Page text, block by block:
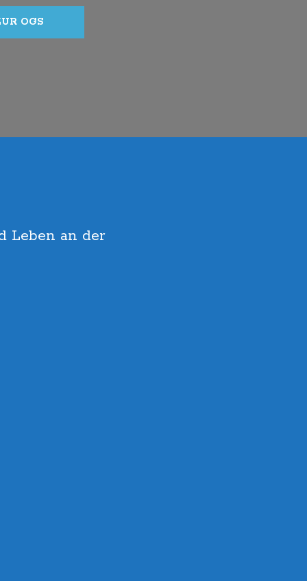
OGS
Leben an der